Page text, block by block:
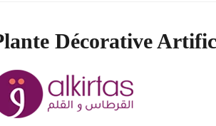
Décorative